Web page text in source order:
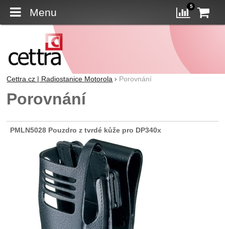
Menu
5
Cettra.cz | Radiostanice Motorola Porovnání
Porovnání